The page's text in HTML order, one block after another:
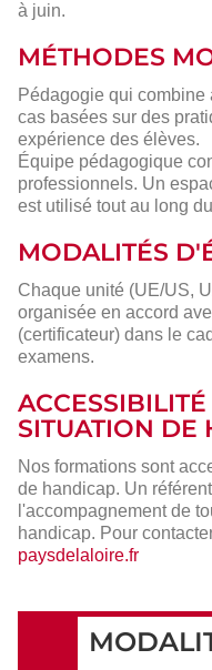
à juin.
MÉTHODES
Pédagogie qui combine
cas basées sur des
expérience des élèves.
Équipe pédagogique
professionnels. Un
est utilisé tout au long
MODALITÉS
Chaque unité (UE/US,
organisée en accord
(certificateur) dans le
examens.
SITUATION DE
Nos formations sont
de handicap. Un
l'accompagnement de
handicap. Pour
paysdelaloire.fr